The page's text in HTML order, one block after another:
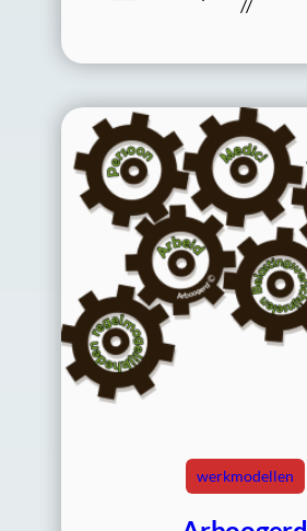
//
werkmodellen